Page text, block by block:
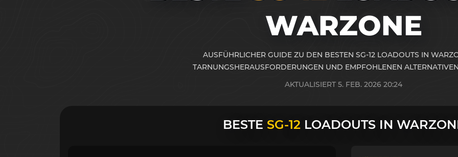
WARZONE
AUSFÜHRLICHER GUIDE ZU DEN BESTEN SG-12 LOADOUTS IN
TARNUNGSHERAUSFORDERUNGEN UND EMPFOHLENEN
AKTUALISIERT 5. FEB. 2026 20:24
BESTE SG-12LOADOUTS IN